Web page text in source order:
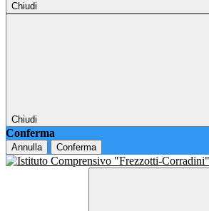
Chiudi
Chiudi
Conferma
Annulla Conferma